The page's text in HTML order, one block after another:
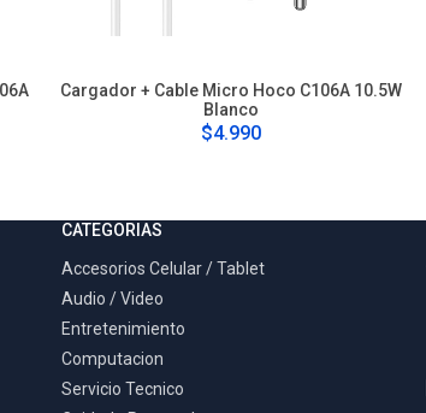
Cargador + Cable Micro Hoco C106A 10.5W
Blanco
$4.990
CATEGORIAS
Accesorios Celular / Tablet
Audio / Video
Entretenimiento
Computacion
Servicio Tecnico